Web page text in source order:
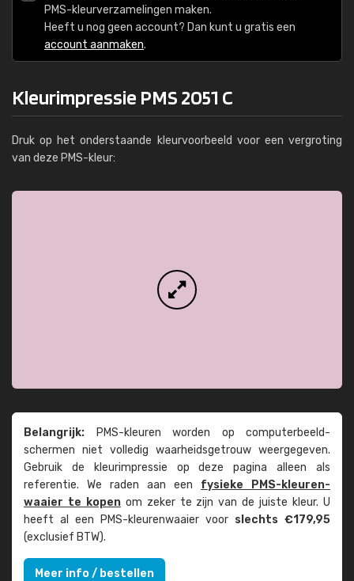
PMS-kleurverzamelingen maken.
Heeft u nog geen account? Dan kunt u gratis een
account aanmaken.
Kleurimpressie PMS 2051 C
Druk op het onderstaande kleurvoorbeeld voor een vergroting
van deze PMS-kleur:
Belangrijk: PMS-kleuren worden op computer­beeld­
schermen niet volledig waarheids­­getrouw weer­gegeven.
Gebruik de kleur­impressie op deze pagina alleen als
referentie. We raden aan een fysieke PMS-kleuren­
waaier te kopenom zeker te zijn van de juiste kleur. U
heeft al een PMS-kleuren­waaier voor slechts €179,95
(exclusief BTW).
Meer info / bestellen